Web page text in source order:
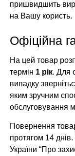
пришвидшить
на Вашу користь.
Офіційна
На цей товар
термін 1 рік. Для
випадку
яким зручним
обслуговування
Повернення
протягом 14
України “Про